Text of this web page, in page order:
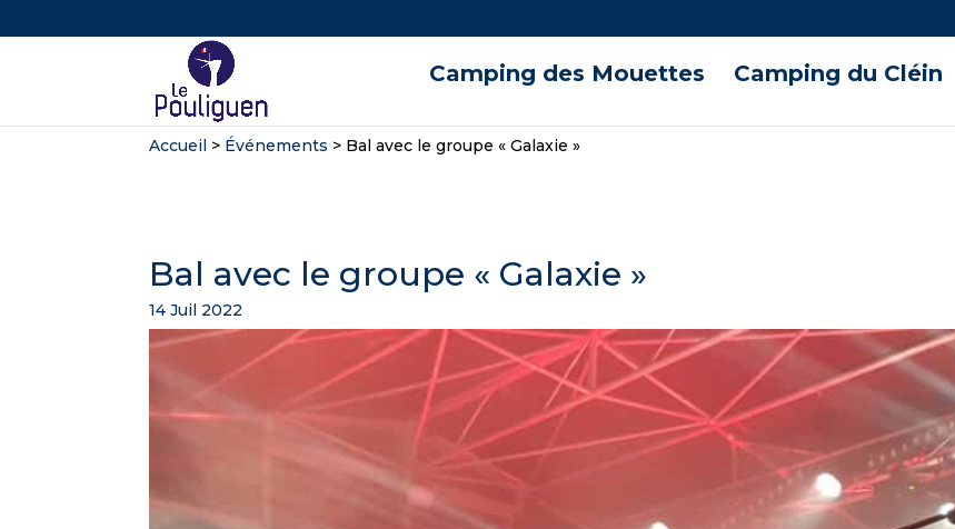
Camping des Mouettes Camping du Cléin
Accueil > Événements > Bal avec le groupe « Galaxie »
Bal avec le groupe « Galaxie »
14 Juil 2022